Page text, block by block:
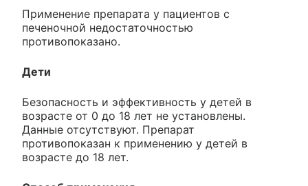
Применение препарата у пациентов с
печеночной недостаточностью
противопоказано.
Дети
Безопасность и эффективность у детей в
возрасте от 0 до 18 лет не установлены.
Данные отсутствуют. Препарат
противопоказан к применению у детей в
возрасте до 18 лет.